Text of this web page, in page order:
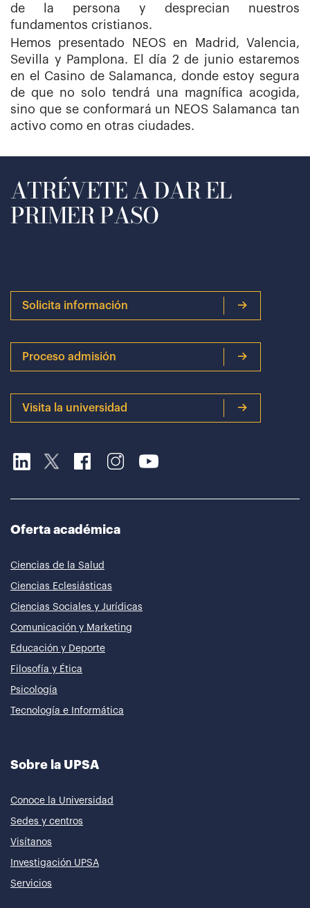
de la persona y desprecian nuestros
fundamentos cristianos.
Hemos presentado NEOS en Madrid, Valencia,
Sevilla y Pamplona. El día 2 de junio estaremos
en el Casino de Salamanca, donde estoy segura
de que no solo tendrá una magnífica acogida,
sino que se conformará un NEOS Salamanca tan
activo como en otras ciudades.
ATRÉVETE A DAR EL
PRIMER PASO
Solicita información
Proceso admisión
Visita la universidad
Oferta académica
Ciencias de la Salud
Ciencias Eclesiásticas
Ciencias Sociales y Jurídicas
Comunicación y Marketing
Educación y Deporte
Filosofía y Ética
Psicología
Tecnología e Informática
Sobre la UPSA
Conoce la Universidad
Sedes y centros
Visítanos
Investigación UPSA
Servicios